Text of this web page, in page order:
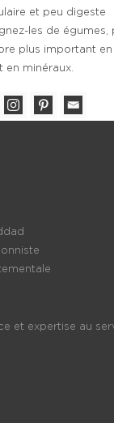
et peu digeste
les de égumes,
plus important en
en minéraux.
et expertise au